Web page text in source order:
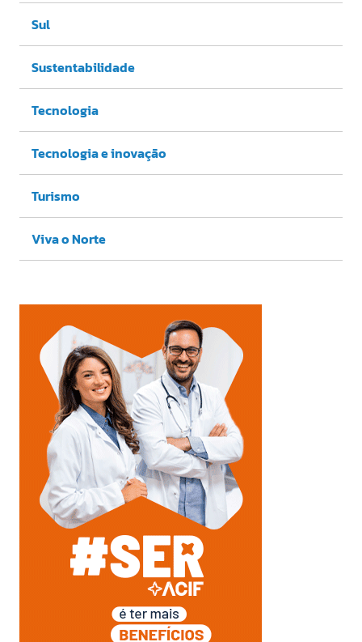
Sul
Sustentabilidade
Tecnologia
Tecnologia e inovação
Turismo
Viva o Norte